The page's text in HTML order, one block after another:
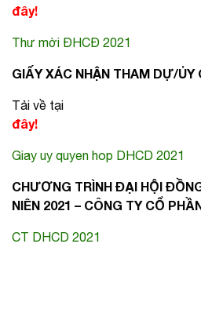
đây!
Thư mời ĐHCĐ 2021
GIẤY XÁC NHẬN THAM DỰ/ỦY
Tải về tại
đây!
Giay uy quyen hop DHCD 2021
CHƯƠNG TRÌNH ĐẠI HỘI
NIÊN 2021 – CÔNG TY CỔ
CT DHCD 2021